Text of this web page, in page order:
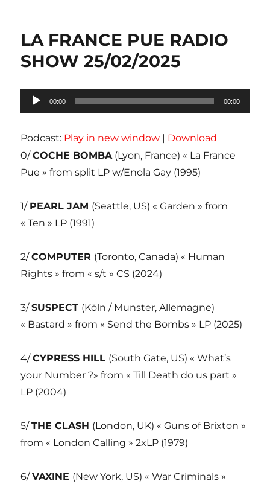
LA FRANCE PUE RADIO
SHOW 25/02/2025
Lecteur
audio
00:00 00:00
Podcast: Play in new window | Download
0/COCHE BOMBA(Lyon, France) « La France
Pue » from split LP w/Enola Gay (1995)
1/ PEARL JAM (Seattle, US) « Garden » from
« Ten » LP (1991)
2/COMPUTER (Toronto, Canada) « Human
Rights » from « s/t » CS (2024)
3/SUSPECT (Köln / Munster, Allemagne)
« Bastard » from « Send the Bombs » LP (2025)
4/CYPRESS HILL (South Gate, US) « What’s
your Number ?» from « Till Death do us part »
LP (2004)
5/THE CLASH (London, UK) « Guns of Brixton »
from « London Calling » 2xLP (1979)
6/VAXINE (New York, US) « War Criminals »